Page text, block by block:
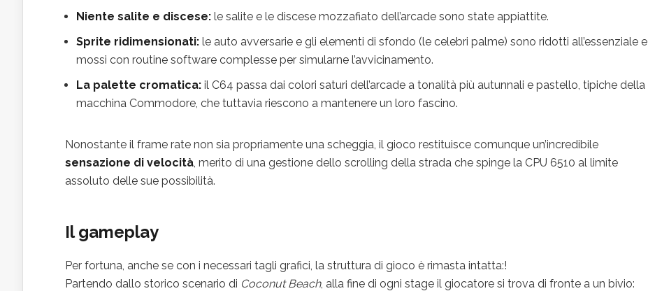
Niente salite e discese: le salite e le discese mozzafiato dell’arcade sono state appiattite.
Sprite ridimensionati: le auto avversarie e gli elementi di sfondo (le celebri palme) sono ridotti all’essenziale e
mossi con routine software complesse per simularne l’avvicinamento.
La palette cromatica: il C64 passa dai colori saturi dell’arcade a tonalità più autunnali e pastello, tipiche della
macchina Commodore, che tuttavia riescono a mantenere un loro fascino.
Nonostante il frame rate non sia propriamente una scheggia, il gioco restituisce comunque un’incredibile
sensazione di velocità , merito di una gestione dello scrolling della strada che spinge la CPU 6510 al limite
assoluto delle sue possibilità.
Il gameplay
Per fortuna, anche se con i necessari tagli grafici, la struttura di gioco è rimasta intatta:!
Partendo dallo storico scenario di Coconut Beach, alla fine di ogni stage il giocatore si trova di fronte a un bivio: